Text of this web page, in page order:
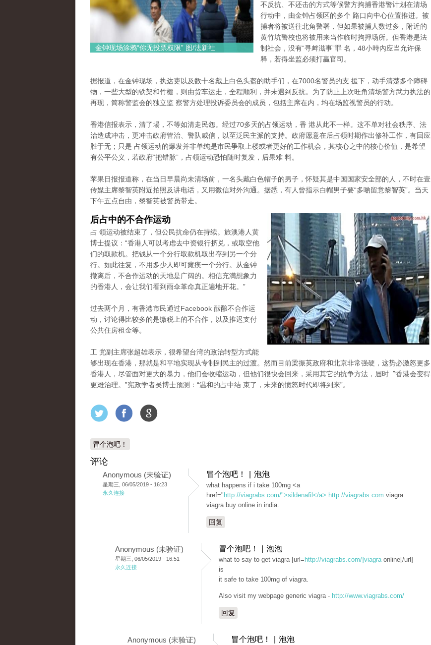
金钟现场涂鸦“你无投票权限” 图/法新社
不反抗、不还击的方式等候警方拘捕香港警计划在清场
行动中，由金钟占领区的多个 路口向中心位置推进。被
捕者将被送往北角警署，但如果被捕人数过多，附近的
黄竹坑警校也将被用来当作临时拘押场所。但香港是法
制社会，没有“寻衅滋事”罪 名，48小時內应当允许保
释，若得坐监必须打贏官司。
据报道，在金钟现场，执达吏以及数十名戴上白色头盔的助手们，在7000名警员的支 援下，动手清楚多个障碍
物，一些大型的铁架和竹棚，则由货车运走，全程顺利，并未遇到反抗。为了防止上次旺角清场警方武力执法的
再现，简称警监会的独立监 察警方处理投诉委员会的成员，包括主席在内，均在场监视警员的行动。
香港信报表示，清了場，不等如清走民怨。经过70多天的占领运动，香 港从此不一样。这不单对社会秩序、法
治造成冲击，更冲击政府管治、警队威信，以至泛民主派的支持。政府愿意在后占领时期作出修补工作，有回应
胜于无；只是 占领运动的爆发并非单纯是市民爭取上楼或者更好的工作机会，其核心之中的核心价值，是希望
有公平公义，若政府“把错脉”，占领运动恐怕随时复发，后果难 料。
苹果日报报道称，在当日早晨尚未清场前，一名头戴白色帽子的男子，怀疑其是中国国家安全部的人，不时在壹
传媒主席黎智英附近拍照及讲电话，又用微信对外沟通。据悉，有人曾指示白帽男子要“多啲留意黎智英”。当天
下午五点自由，黎智英被警员带走。
后占中的不合作运动
占 领运动被结束了，但公民抗命仍在持续。旅澳港人黄
博士提议：“香港人可以考虑去中资银行挤兑，或取空他
们的取款机。把钱从一个分行取款机取出存到另一个分
行。如此往复，不用多少人即可瘫痪一个分行。从金钟
撤离后，不合作运动的天地是广阔的。相信充满想象力
的香港人，会让我们看到雨伞革命真正遍地开花。”
过去两个月，有香港市民通过Facebook 酝酿不合作运
动，讨论得比较多的是缴税上的不合作 ，以及推迟支付
公共住房租金等。
工 党副主席张超雄表示，很希望台湾的政治转型方式能
够出现在香港，那就是和平地实现从专制到民主的过渡。然而目前梁振英政府和北京非常强硬，这势必激怒更多
香港人，尽管面对更大的暴力，他们会收缩运动，但他们很快会回来，采用其它的抗争方法，届时〝香港会变得
更难治理。”宪政学者吴博士预测：“温和的占中结 束了，未来的愤怒时代即将到来”。
冒个泡吧！
评论
Anonymous (未验证)
星期三, 06/05/2019 - 16:23
永久连接
冒个泡吧！ | 泡泡
what happens if i take 100mg <a
href=" http://viagrabs.com/">sildenafil</a> http://viagrabs.com viagra.
viagra buy online in india.
回复
Anonymous (未验证)
星期三, 06/05/2019 - 16:51
永久连接
冒个泡吧！ | 泡泡
what to say to get viagra [url= http://viagrabs.com/]viagraonline[/url]
is
it safe to take 100mg of viagra.
Also visit my webpage generic viagra - http://www.viagrabs.com/
回复
Anonymous (未验证) 冒个泡吧！ | 泡泡